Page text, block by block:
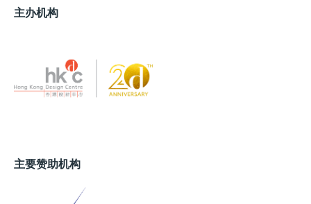
主办机构
主要赞助机构